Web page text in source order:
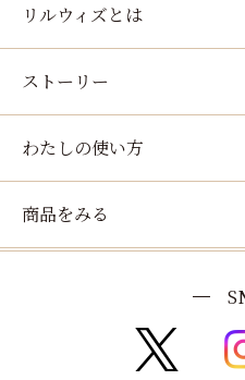
リルウィズとは
ストーリー
わたしの使い方
商品をみる